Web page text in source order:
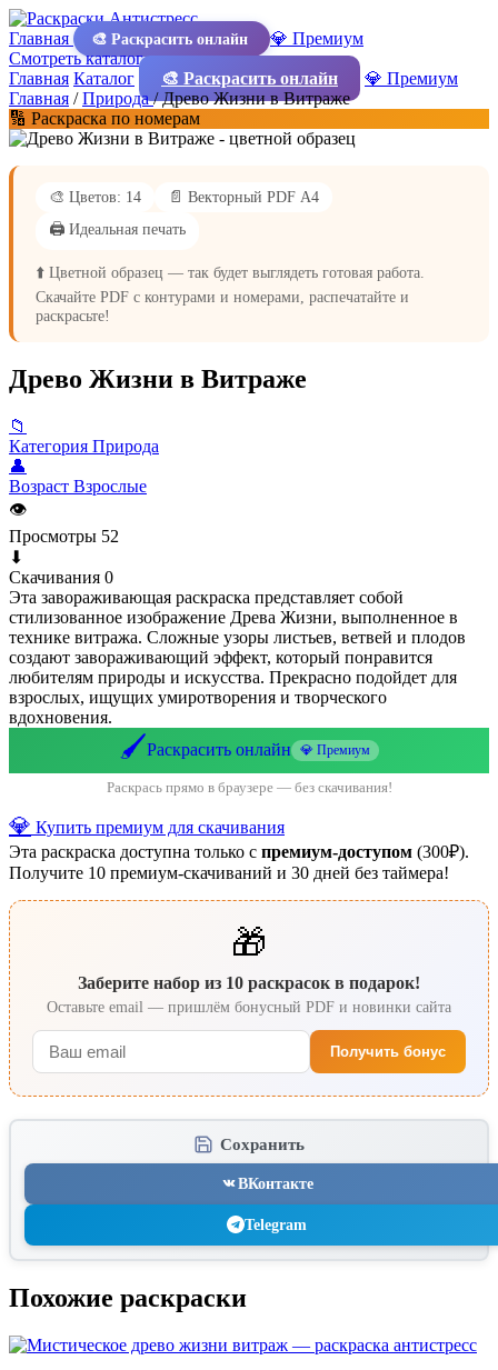
Главная 🎨 Раскрасить онлайн
💎 Премиум
Смотреть каталог
Главная Каталог 🎨 Раскрасить онлайн
💎 Премиум
Главная /Природа/Древо Жизни в Витраже
🔢 Раскраска по номерам
🎨 Цветов: 14
📄 Векторный PDF А4
🖨️ Идеальная печать
⬆️ Цветной образец — так будет выглядеть готовая работа.
Скачайте PDF с контурами и номерами, распечатайте и
раскрасьте!
Древо Жизни в Витраже
📁
Категория Природа
👤
Возраст Взрослые
👁
Просмотры 52
⬇
Скачивания 0
Эта завораживающая раскраска представляет собой
стилизованное изображение Древа Жизни, выполненное в
технике витража. Сложные узоры листьев, ветвей и плодов
создают завораживающий эффект, который понравится
любителям природы и искусства. Прекрасно подойдет для
взрослых, ищущих умиротворения и творческого
вдохновения.
🖌️Раскрасить онлайн 💎 Премиум
Раскрась прямо в браузере — без скачивания!
💎 Купить премиум для скачивания
Эта раскраска доступна только с премиум-доступом (300₽).
Получите 10 премиум-скачиваний и 30 дней без таймера!
🎁
Заберите набор из 10 раскрасок в подарок!
Оставьте email — пришлём бонусный PDF и новинки сайта
Получить бонус
Сохранить
ВКонтакте
Telegram
Похожие раскраски